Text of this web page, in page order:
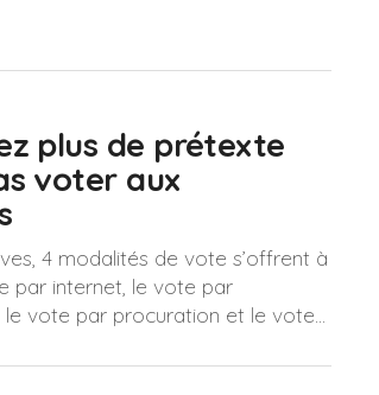
plus de prétexte
voter aux
4 modalités de vote s’offrent à
par internet, le vote par
vote par procuration et le vote...